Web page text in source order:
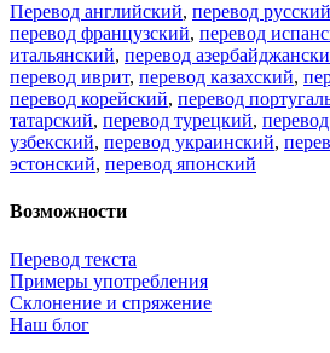
Перевод английский, перевод русский
перевод французский, перевод
итальянский, перевод
перевод иврит, перевод казахский,
перевод корейский, перевод
татарский, перевод турецкий,
узбекский, перевод украинский,
эстонский, перевод японский
Возможности
Перевод текста
Примеры употребления
Склонение и спряжение
Наш блог